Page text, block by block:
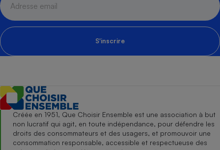
S'inscrire
Créée en 1951, Que Choisir Ensemble est une association à but
non lucratif qui agit, en toute indépendance, pour défendre les
droits des consommateurs et des usagers, et promouvoir une
consommation responsable, accessible et respectueuse des